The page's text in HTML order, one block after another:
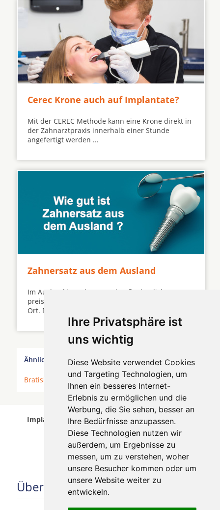
Ihre Privatsphäre ist
uns wichtig
Diese Website verwendet Cookies
und Targeting Technologien, um
Ihnen ein besseres Internet-
Erlebnis zu ermöglichen und die
Werbung, die Sie sehen, besser an
Ihre Bedürfnisse anzupassen.
Diese Technologien nutzen wir
außerdem, um Ergebnisse zu
messen, um zu verstehen, woher
unsere Besucher kommen oder um
unsere Website weiter zu
entwickeln.
Cerec Krone auch auf Implantate?
Mit der CEREC Methode kann eine Krone direkt in
der Zahnarztpraxis innerhalb einer Stunde
angefertigt werden ...
Zahnersatz aus dem Ausland
Im Ausland ist Zahnersatz häufig deutlich
preiswerter zu erhalten als bei Ihrem Zahnarzt vor
Ort. Doch lohnt sich die ...
Ähnliche Behandler finden:
Bratislava
Implantologen in Bratislava wurde am 06 August
2026 aktualisiert.
Über uns